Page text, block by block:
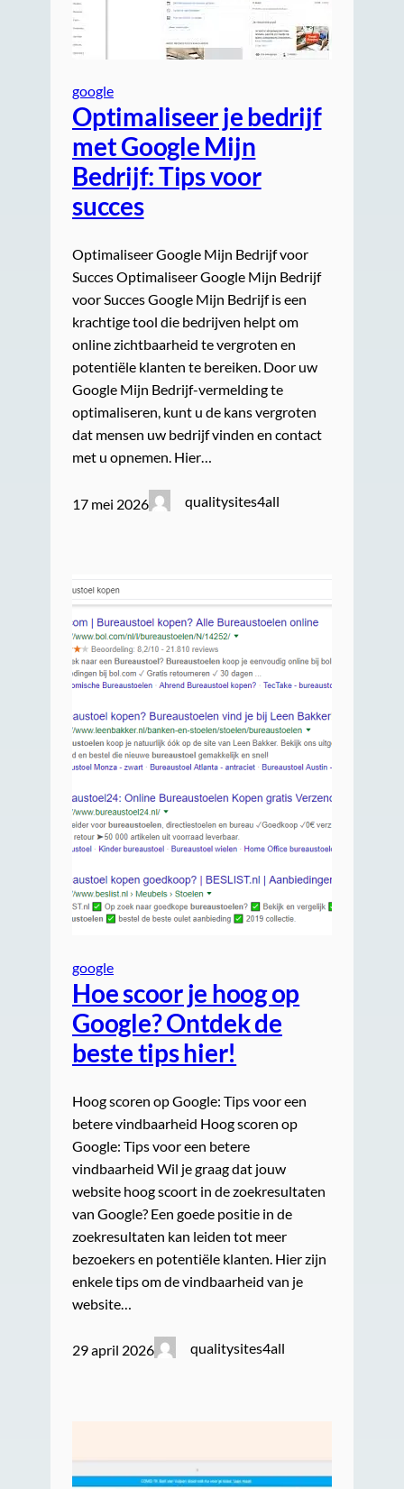
google
Optimaliseer je bedrijf
met Google Mijn
Bedrijf: Tips voor
succes
Optimaliseer Google Mijn Bedrijf voor
Succes Optimaliseer Google Mijn Bedrijf
voor Succes Google Mijn Bedrijf is een
krachtige tool die bedrijven helpt om
online zichtbaarheid te vergroten en
potentiële klanten te bereiken. Door uw
Google Mijn Bedrijf-vermelding te
optimaliseren, kunt u de kans vergroten
dat mensen uw bedrijf vinden en contact
met u opnemen. Hier…
17 mei 2026 qualitysites4all
google
Hoe scoor je hoog op
Google? Ontdek de
beste tips hier!
Hoog scoren op Google: Tips voor een
betere vindbaarheid Hoog scoren op
Google: Tips voor een betere
vindbaarheid Wil je graag dat jouw
website hoog scoort in de zoekresultaten
van Google? Een goede positie in de
zoekresultaten kan leiden tot meer
bezoekers en potentiële klanten. Hier zijn
enkele tips om de vindbaarheid van je
website…
29 april 2026 qualitysites4all